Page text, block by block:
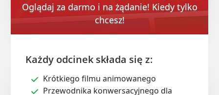
Oglądaj za darmo i na żądanie! Kiedy tylko
chcesz!
Każdy odcinek składa się z:
Krótkiego filmu animowanego
Przewodnika konwersacyjnego dla